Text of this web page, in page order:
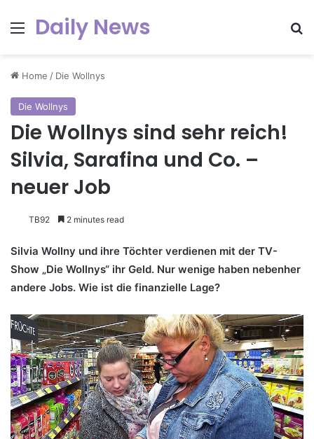
Menu
Daily News
Home / Die Wollnys
Die Wollnys
Die Wollnys sind sehr reich!
Silvia, Sarafina und Co. –
neuer Job
TB92 2 minutes read
Silvia Wollny und ihre Töchter verdienen mit der TV-
Show „Die Wollnys“ ihr Geld. Nur wenige haben nebenher
andere Jobs. Wie ist die finanzielle Lage?